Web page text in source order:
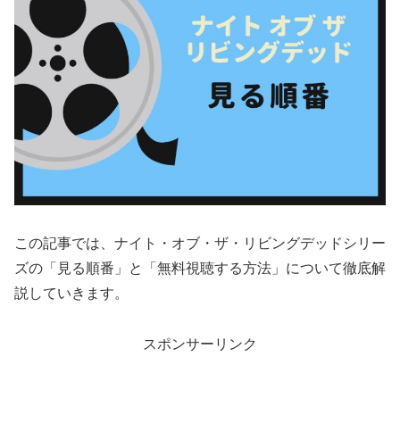
この記事では、ナイト・オブ・ザ・リビングデッドシリー
ズの「見る順番」と「無料視聴する方法」について徹底解
説していきます。
スポンサーリンク